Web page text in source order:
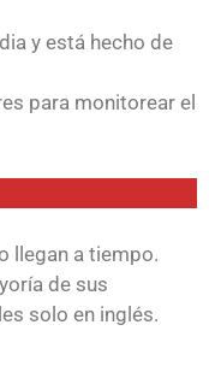
y está hecho de
para monitorear el
llegan a tiempo.
de sus
solo en inglés.